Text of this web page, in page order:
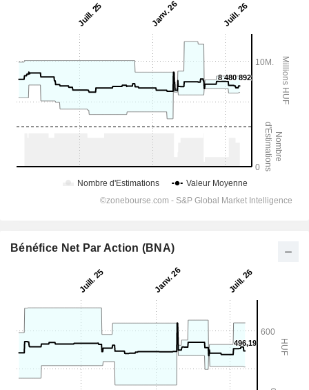
Bénéfice Net Par Action (BNA)